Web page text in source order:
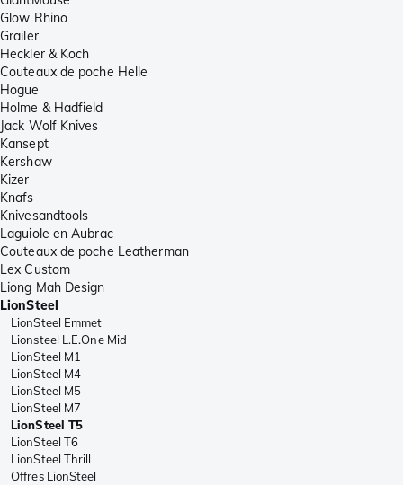
Glow Rhino
Grailer
Heckler & Koch
Couteaux de poche Helle
Hogue
Holme & Hadfield
Jack Wolf Knives
Kansept
Kershaw
Kizer
Knafs
Knivesandtools
Laguiole en Aubrac
Couteaux de poche Leatherman
Lex Custom
Liong Mah Design
LionSteel
LionSteel Emmet
Lionsteel L.E.One Mid
LionSteel M1
LionSteel M4
LionSteel M5
LionSteel M7
LionSteel T5
LionSteel T6
LionSteel Thrill
Offres LionSteel